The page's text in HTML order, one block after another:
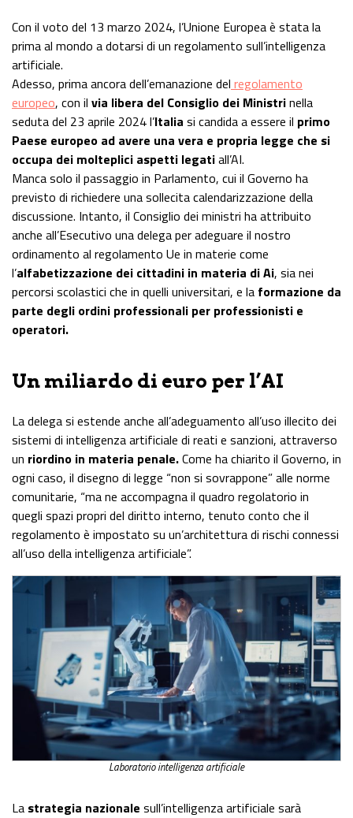
Con il voto del 13 marzo 2024, l’Unione Europea è stata la
prima al mondo a dotarsi di un regolamento sull’intelligenza
artificiale.
Adesso, prima ancora dell’emanazione del regolamento
europeo, con il via libera del Consiglio dei Ministrinella
seduta del 23 aprile 2024 l’Italia si candida a essere il primo
Paese europeo ad avere una vera e propria legge che si
occupa dei molteplici aspetti legatiall’AI.
Manca solo il passaggio in Parlamento, cui il Governo ha
previsto di richiedere una sollecita calendarizzazione della
discussione. Intanto, il Consiglio dei ministri ha attribuito
anche all’Esecutivo una delega per adeguare il nostro
ordinamento al regolamento Ue in materie come
l’alfabetizzazione dei cittadini in materia di Ai, sia nei
percorsi scolastici che in quelli universitari, e la formazione da
parte degli ordini professionali per professionisti e
operatori.
Un miliardo di euro per l’AI
La delega si estende anche all’adeguamento all’uso illecito dei
sistemi di intelligenza artificiale di reati e sanzioni, attraverso
un riordino in materia penale.Come ha chiarito il Governo, in
ogni caso, il disegno di legge “non si sovrappone” alle norme
comunitarie, “ma ne accompagna il quadro regolatorio in
quegli spazi propri del diritto interno, tenuto conto che il
regolamento è impostato su un’architettura di rischi connessi
all’uso della intelligenza artificiale”.
Laboratorio intelligenza artificiale
La strategia nazionale sull’intelligenza artificiale sarà